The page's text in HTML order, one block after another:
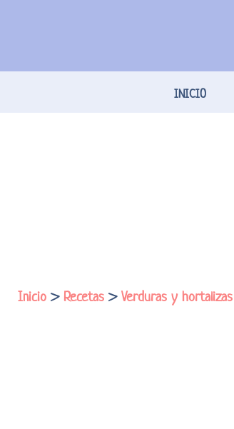
INICIO
Inicio > Recetas > Verduras y hortalizas